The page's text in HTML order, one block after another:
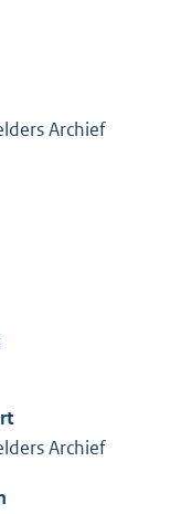
Archief
Archief